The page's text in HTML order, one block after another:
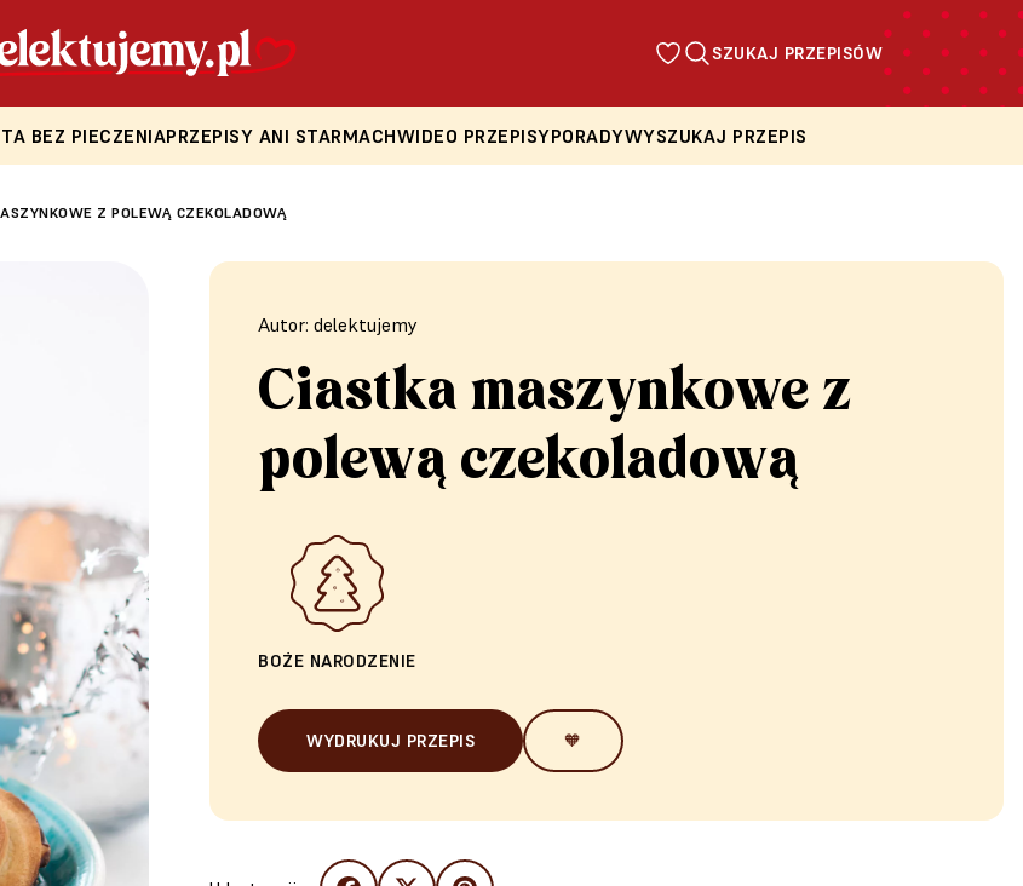
SZUKAJ PRZEPISÓW
BEZ PIECZENIAPRZEPISY ANI STARMACHWIDEO PRZEPISYPORADYWYSZUKAJ PRZEPIS
Z POLEWĄ CZEKOLADOWĄ
Autor: delektujemy
Ciastka maszynkowe z
polewą czekoladową
BOŻE NARODZENIE
WYDRUKUJ PRZEPIS 🧡